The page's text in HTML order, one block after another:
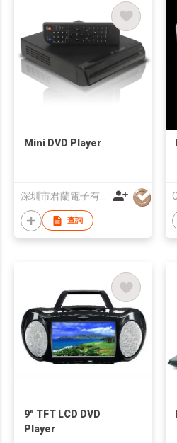
Mini DVD Player
深圳市君蘭電子有限公司
查詢
9" TFT LCD DVD
Player